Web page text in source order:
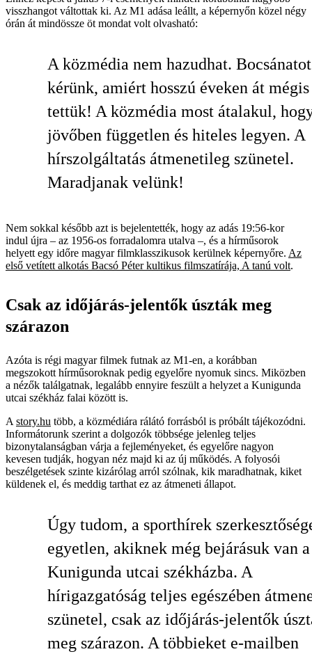
visszhangot váltottak ki. Az M1 adása leállt, a képernyőn közel négy
órán át mindössze öt mondat volt olvasható:
A közmédia nem hazudhat. Bocsánatot
kérünk, amiért hosszú éveken át
tettük! A közmédia most átalakul,
jövőben független és hiteles legyen. A
hírszolgáltatás átmenetileg szünetel.
Maradjanak velünk!
Nem sokkal később azt is bejelentették, hogy az adás 19:56-kor
indul újra – az 1956-os forradalomra utalva –, és a hírműsorok
helyett egy időre magyar filmklasszikusok kerülnek képernyőre. Az
első vetített alkotás Bacsó Péter kultikus filmszatírája, A tanú volt.
Csak az időjárás-jelentők úszták meg
szárazon
Azóta is régi magyar filmek futnak az M1-en, a korábban
megszokott hírműsoroknak pedig egyelőre nyomuk sincs. Miközben
a nézők találgatnak, legalább ennyire feszült a helyzet a Kunigunda
utcai székház falai között is.
A story.hu több, a közmédiára rálátó forrásból is próbált tájékozódni.
Informátorunk szerint a dolgozók többsége jelenleg teljes
bizonytalanságban várja a fejleményeket, és egyelőre nagyon
kevesen tudják, hogyan néz majd ki az új működés. A folyosói
beszélgetések szinte kizárólag arról szólnak, kik maradhatnak, kiket
küldenek el, és meddig tarthat ez az átmeneti állapot.
Úgy tudom, a sporthírek
egyetlen, akiknek még bejárásuk van a
Kunigunda utcai székházba. A
hírigazgatóság teljes egészében
szünetel, csak az időjárás-jelentők
meg szárazon. A többieket e-mailben